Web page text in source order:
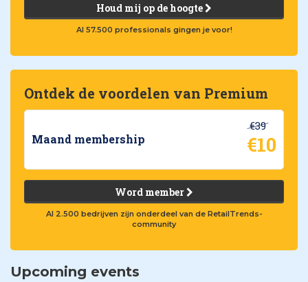
Houd mij op de hoogte
Al 57.500 professionals gingen je voor!
Ontdek de voordelen van Premium
Maand membership
€39
€10
Word member
Al 2.500 bedrijven zijn onderdeel van de RetailTrends-
community
Upcoming events